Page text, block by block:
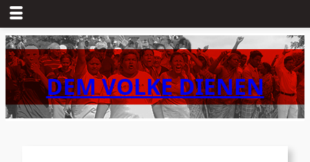
Zum
Inhalt
springenDEM VOLKE DIENEN